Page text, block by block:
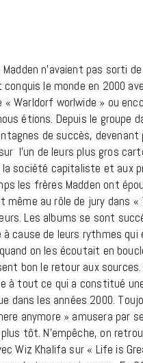
n’avaient pas sorti
conquis le monde en 2000
« Warldorf worlwide » ou
étions. Depuis le groupe
de succès,
l’un de leurs plus gros
société capitaliste et aux
les frères Madden ont
au rôle de jury dans «
Les albums se sont
cause de leurs rythmes
on les écoutait en
bon le retour aux
à tout ce qui a constitué
dans les années 2000.
anymore » amusera par
tôt. N’empêche, on
Wiz Khalifa sur « Life is